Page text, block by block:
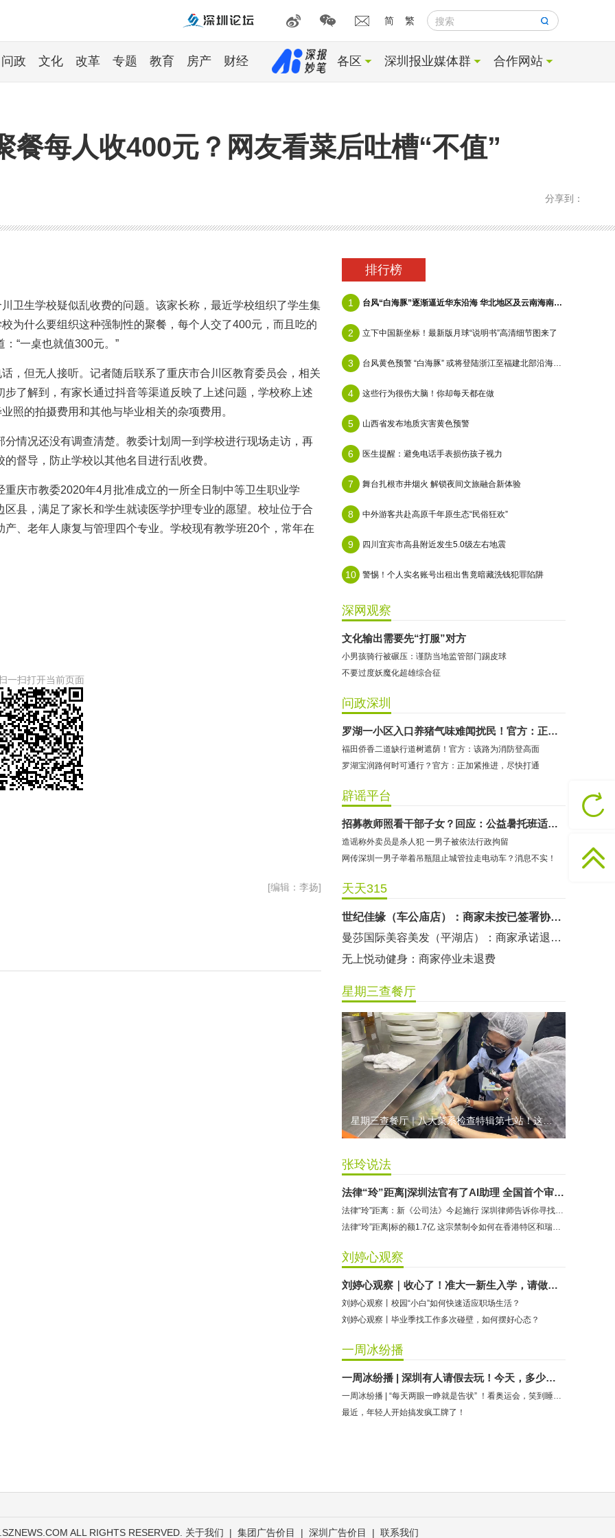
简 繁 搜索
问政 文化 改革 专题 教育 房产 财经 各区 深圳报业媒体群 合作网站
餐每人收400元？网友看菜后吐槽“不值”
分享到：
卫生学校疑似乱收费的问题。该家长称，最近学校组织了学生集
为什么要组织这种强制性的聚餐，每个人交了400元，而且吃的
“一桌也就值300元。”
，但无人接听。记者随后联系了重庆市合川区教育委员会，相关
了解到，有家长通过抖音等渠道反映了上述问题，学校称上述
照的拍摄费用和其他与毕业相关的杂项费用。
情况还没有调查清楚。教委计划周一到学校进行现场走访，再
督导，防止学校以其他名目进行乱收费。
庆市教委2020年4月批准成立的一所全日制中等卫生职业学
县，满足了家长和学生就读医学护理专业的愿望。校址位于合
、老年人康复与管理四个专业。学校现有教学班20个，常年在
一扫打开当前页面
[编辑：李扬]
排行榜
1 台风“白海豚”逐渐逼近华东沿海 华北地区及云南海南等地有降雨
2 立下中国新坐标！最新版月球“说明书”高清细节图来了
3 台风黄色预警 “白海豚” 或将登陆浙江至福建北部沿海地区
4 这些行为很伤大脑！你却每天都在做
5 山西省发布地质灾害黄色预警
6 医生提醒：避免电话手表损伤孩子视力
7 舞台扎根市井烟火 解锁夜间文旅融合新体验
8 中外游客共赴高原千年原生态“民俗狂欢”
9 四川宜宾市高县附近发生5.0级左右地震
10 警惕！个人实名账号出租出售竟暗藏洗钱犯罪陷阱
深网观察
文化输出需要先“打服”对方
小男孩骑行被碾压：谨防当地监管部门踢皮球
不要过度妖魔化超雄综合征
问政深圳
罗湖一小区入口养猪气味难闻扰民！官方：正在调查中
福田侨香二道缺行道树遮荫！官方：该路为消防登高面
罗湖宝润路何时可通行？官方：正加紧推进，尽快打通
辟谣平台
招募教师照看干部子女？回应：公益暑托班适龄少年儿童均可报名
造谣称外卖员是杀人犯 一男子被依法行政拘留
网传深圳一男子举着吊瓶阻止城管拉走电动车？消息不实！
天天315
哈尔特健身：商家拒不配合调解
龅牙兔儿童情商训练营：商家承诺退费未履行
东方时代健身（KKONE店）：商家承诺退费未履行
粤宝乐儿童成长中心：商家拒不配合调解
世纪佳缘（车公庙店）：商家未按已签署协议退款
曼莎国际美容美发（平湖店）：商家承诺退费未履行
无上悦动健身：商家停业未退费
龅牙兔儿童情商训练营：商家承诺退费未履行
预付式消费退款难 深圳市消委会公开谴责力美健华联店
元宵佳节，发生了“甜蜜的烦恼”该怎么办？
2021年深圳市消费投诉分析报告出炉 教育培训投诉量增长
星期三查餐厅
星期三查餐厅｜八大菜系检查特辑第七站！这家米其林一星人气闽菜餐厅后厨干净吗？
张玲说法
法律“玲”距离|深圳法官有了AI助理 全国首个审判大模型到底长啥样
刘婷心观察
刘婷心观察｜收心了！准大一新生入学，请做好这些准备
刘婷心观察丨校园“小白”如何快速适应职场生活？
刘婷心观察丨毕业季找工作多次碰壁，如何摆好心态？
一周冰纷播
一周冰纷播 | 深圳有人请假去玩！今天，多少人为它疯狂？
最近，年轻人开始搞发疯工牌了！
ALL RIGHTS RESERVED. 关于我们 | 集团广告价目 | 深圳广告价目 | 联系我们